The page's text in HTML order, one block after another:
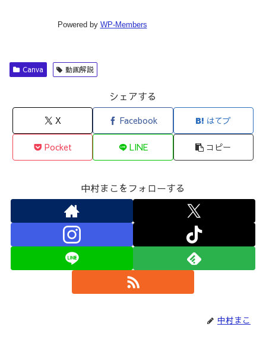
Powered by WP-Members
Canva 動画解説
シェアする
X Facebook はてブ
Pocket LINE コピー
中村まこをフォローする
中村まこ